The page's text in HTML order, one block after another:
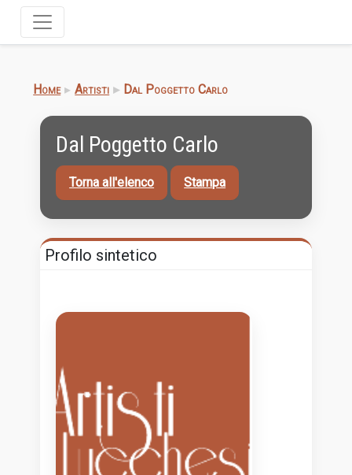
Home Artisti Dal Poggetto Carlo
Dal Poggetto Carlo
Torna all'elenco Stampa
Profilo sintetico